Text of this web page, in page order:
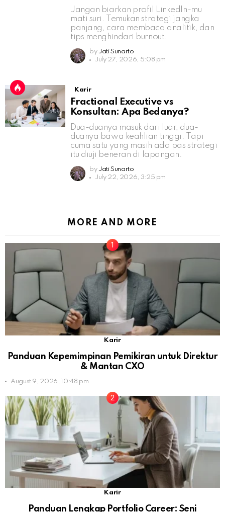
Jangan biarkan profil LinkedIn-mu
mati suri. Temukan strategi jangka
panjang, cara membaca analitik, dan
tips menghindari burnout.
by Jati Sunarto
July 27, 2026, 5:08 pm
Karir
Fractional Executive vs
Konsultan: Apa Bedanya?
Dua-duanya masuk dari luar, dua-
duanya bawa keahlian tinggi. Tapi
cuma satu yang masih ada pas strategi
itu diuji beneran di lapangan.
by Jati Sunarto
July 22, 2026, 3:25 pm
MORE AND MORE
Karir
Panduan Kepemimpinan Pemikiran untuk Direktur
& Mantan CXO
August 9, 2026, 10:48 pm
Karir
Panduan Lengkap Portfolio Career: Seni